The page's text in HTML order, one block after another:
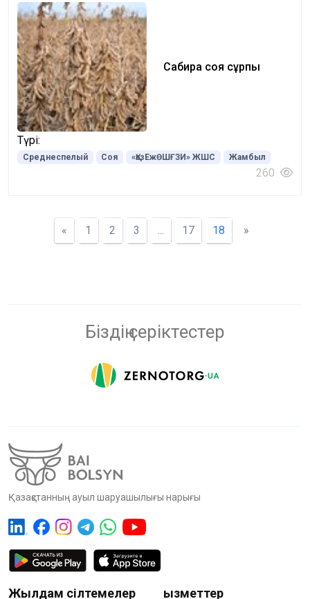
Сабира соя сұрпы
Түрі:
Среднеспелый Соя «ҚазЕжӨШҒЗИ» ЖШС Жамбыл
260
« 1 2 3 ... 17 18 »
Біздің серіктестер
Қазақстанның ауыл шаруашылығы нарығы
Жылдам сілтемелер Қызметтер